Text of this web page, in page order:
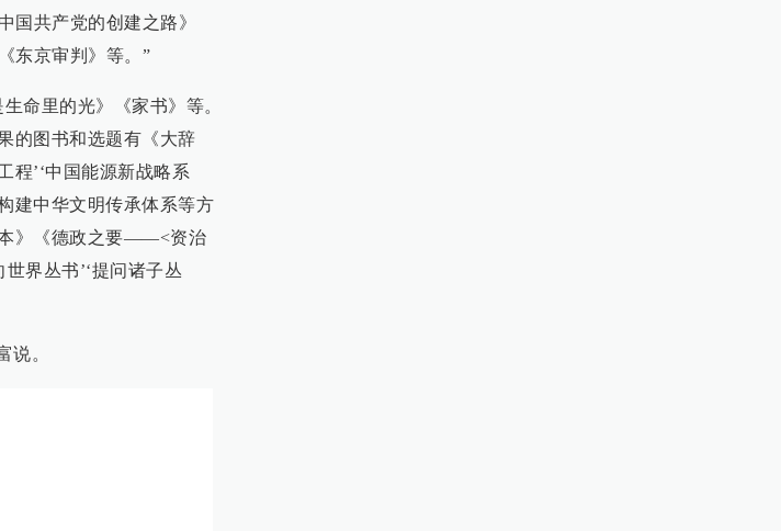
国共产党的创建之路》
东京审判》等。”
命里的光》《家书》等。
的图书和选题有《大辞
程’‘中国能源新战略系
建中华文明传承体系等方
》《德政之要——<资治
界丛书’‘提问诸子丛
说。